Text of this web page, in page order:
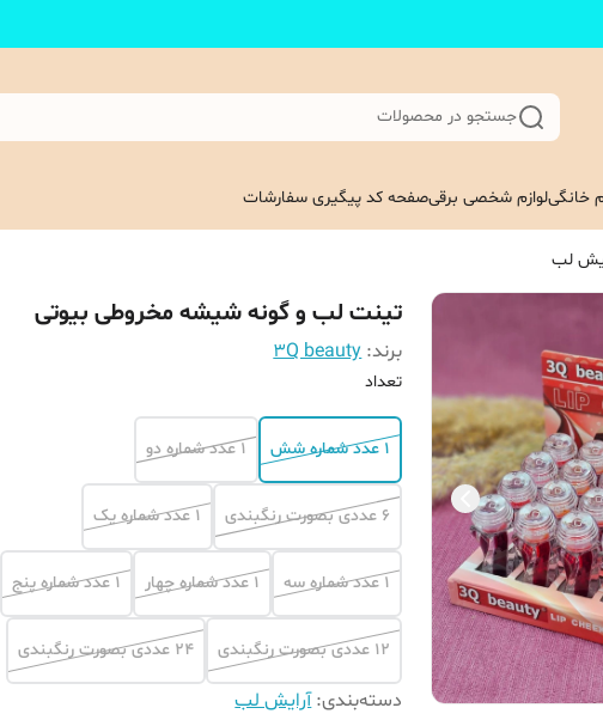
جستجو در محصولات
خانگیلوازم شخصی برقیصفحه کد پیگیری سفارشات
لب
تینت لب و گونه شیشه مخروطی بیوتی
برند: 3Q beauty
تعداد
1 عدد شماره شش 1 عدد شماره دو
6 عددی بصورت رنگبندی 1 عدد شماره یک
1 عدد شماره سه 1 عدد شماره چهار 1 عدد شماره پنج
12 عددی بصورت رنگبندی 24 عددی بصورت رنگبندی
دسته‌بندی:آرایش لب